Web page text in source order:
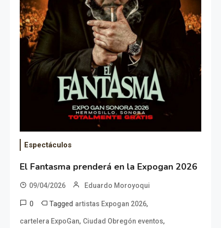
Espectáculos
El Fantasma prenderá en la Expogan 2026
09/04/2026 Eduardo Moroyoqui
0 Tagged artistas Expogan 2026,
cartelera ExpoGan, Ciudad Obregón eventos,